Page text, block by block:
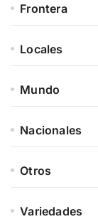
Frontera
Locales
Mundo
Nacionales
Otros
Variedades